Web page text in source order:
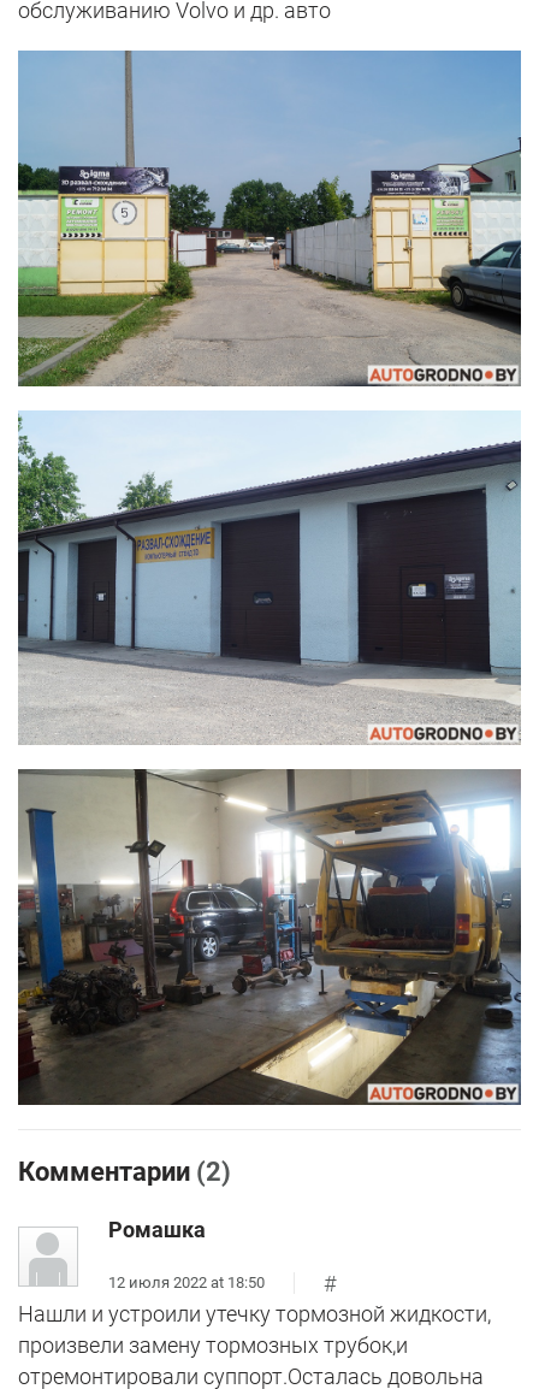
обслуживанию Volvo и др. авто
Комментарии (2)
Ромашка
12 июля 2022 at 18:50
#
Нашли и устроили утечку тормозной жидкости,
произвели замену тормозных трубок,и
отремонтировали суппорт.Осталась довольна